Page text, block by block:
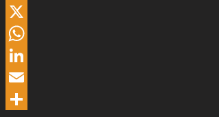
Threads
X
WhatsApp
LinkedIn
Email